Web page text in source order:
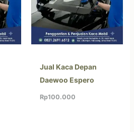
Jual Kaca Depan
Daewoo Espero
Rp100.000